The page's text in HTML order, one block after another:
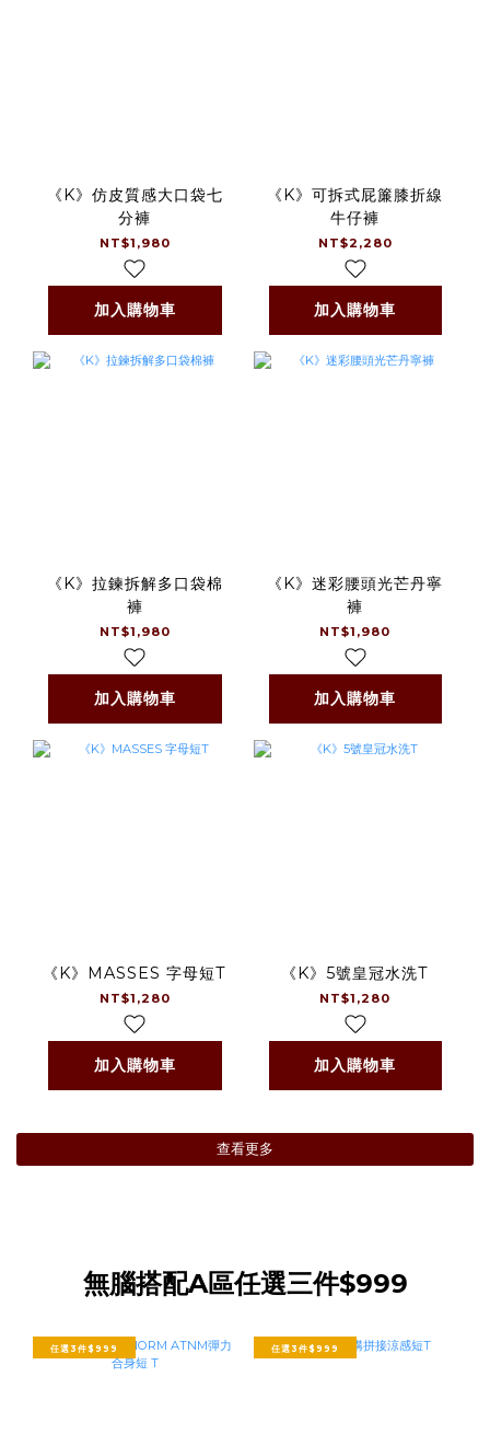
《K》仿皮質感大口袋七
分褲
NT$1,980
加入購物車
《K》可拆式屁簾膝折線
牛仔褲
NT$2,280
加入購物車
《K》拉鍊拆解多口袋棉
褲
NT$1,980
加入購物車
《K》迷彩腰頭光芒丹寧
褲
NT$1,980
加入購物車
《K》MASSES 字母短T
NT$1,280
加入購物車
《K》5號皇冠水洗T
NT$1,280
加入購物車
查看更多
無腦搭配A區任選三件$999
任選3件$999 任選3件$999